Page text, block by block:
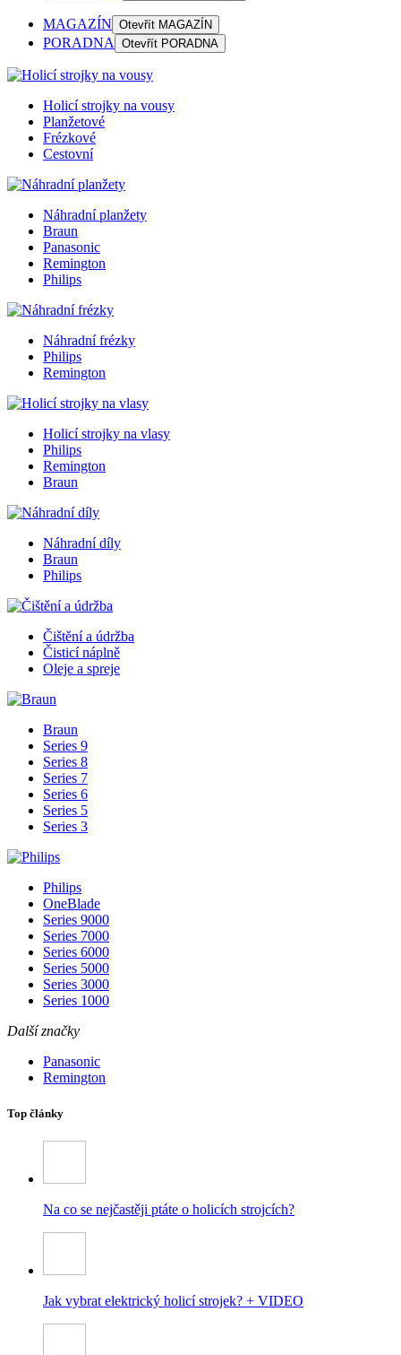
MAGAZÍN Otevřít MAGAZÍN
PORADNA Otevřít PORADNA
Holicí strojky na vousy
Planžetové
Frézkové
Cestovní
Náhradní planžety
Braun
Panasonic
Remington
Philips
Náhradní frézky
Philips
Remington
Holicí strojky na vlasy
Philips
Remington
Braun
Náhradní díly
Braun
Philips
Čištění a údržba
Čisticí náplně
Oleje a spreje
Braun
Series 9
Series 8
Series 7
Series 6
Series 5
Series 3
Philips
OneBlade
Series 9000
Series 7000
Series 6000
Series 5000
Series 3000
Series 1000
Další značky
Panasonic
Remington
Top články
Na co se nejčastěji ptáte o holicích strojcích?
Jak vybrat elektrický holicí strojek? + VIDEO